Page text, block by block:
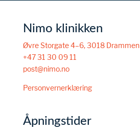
Nimo klinikken
Øvre Storgate 4–6, 3018 Drammen
+47 31 30 09 11
post@nimo.no
Personvernerklæring
Åpningstider